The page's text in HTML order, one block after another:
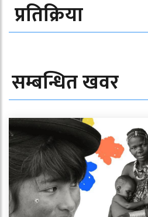
प्रतिक्रिया
सम्बन्धित खवर